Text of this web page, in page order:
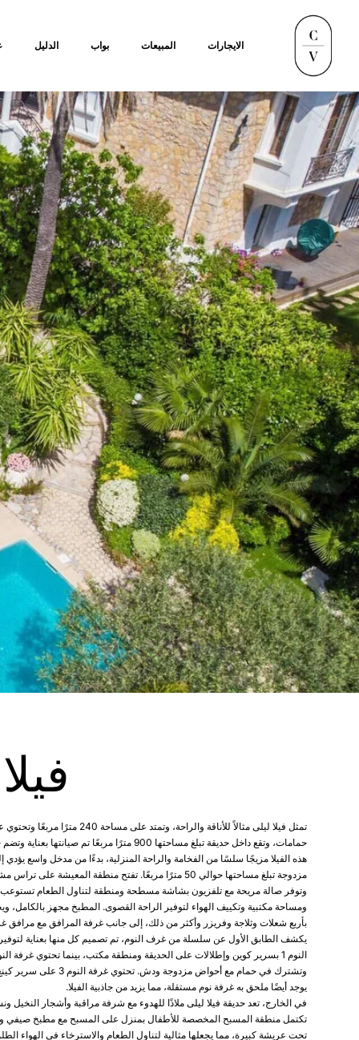
الايجارات المبيعات بواب الدليل
حمامات، وتقع داخل حديقة تبلغ مساحتها 900 مترًا مربعًا تم
هذه الفيلا مزيجًا سلسًا من الفخامة والراحة المنزلية، بدءًا من مدخل واسع
مزدوجة تبلغ مساحتها حوالي 50 مترًا مربعًا. تفتح منطقة المعيشة
ومساحة مكتبية وتكييف الهواء لتوفير الراحة القصوى. المطبخ مجهز بالكامل،
بأربع شعلات وثلاجة وفريزر وأكثر من ذلك، إلى جانب غرفة المرافق مع مرافق
يكشف الطابق الأول عن سلسلة من غرف النوم، تم تصميم كل منها بعناية لتوفير
وتشترك في حمام مع أحواض مزدوجة
يوجد أيضًا ملحق به غرفة نوم مستقلة، مما يزيد من جاذبية الفيلا.
في الخارج، تعد حديقة فيلا ليلى ملاذًا للهدوء مع شرفة مراقبة وأشجار النخيل
تكتمل منطقة المسبح المخصصة للأطفال بمنزل على المسبح مع مطبخ صيفي